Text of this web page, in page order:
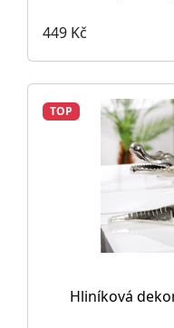
449 Kč
TOP
Hliníková